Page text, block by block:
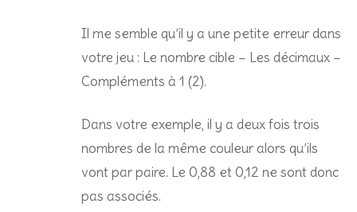
Il me semble qu’il y a une petite erreur dans
votre jeu : Le nombre cible – Les décimaux –
Compléments à 1 (2).
Dans votre exemple, il y a deux fois trois
nombres de la même couleur alors qu’ils
vont par paire. Le 0,88 et 0,12 ne sont donc
pas associés.